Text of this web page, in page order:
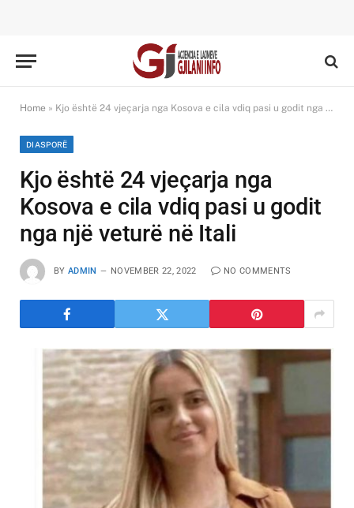
Home » Kjo është 24 vjeçarja nga Kosova e cila vdiq pasi u godit nga një veturë në Itali
DIASPORË
Kjo është 24 vjeçarja nga
Kosova e cila vdiq pasi u godit
nga një veturë në Itali
BY ADMIN NOVEMBER 22, 2022 NO COMMENTS